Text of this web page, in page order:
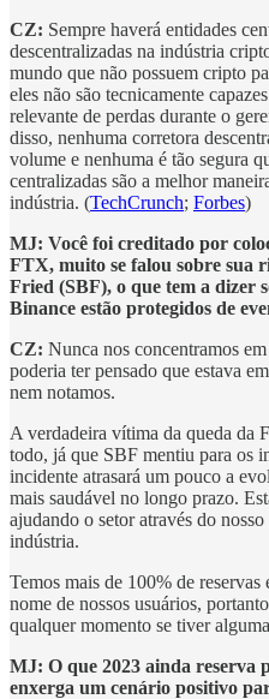
CZ: Sempre haverá entidades
descentralizadas na indústria
mundo que não possuem cripto
eles não são tecnicamente
relevante de perdas durante o
disso, nenhuma corretora
volume e nenhuma é tão segura
centralizadas são a melhor
indústria. (TechCrunch; Forbes)
MJ: Você foi creditado por
FTX, muito se falou sobre sua
Fried (SBF), o que tem a dizer
Binance estão protegidos de
CZ: Nunca nos concentramos
poderia ter pensado que estava
nem notamos.
A verdadeira vítima da queda da
todo, já que SBF mentiu para os
incidente atrasará um pouco a
mais saudável no longo prazo.
ajudando o setor através do
indústria.
Temos mais de 100% de
nome de nossos usuários,
qualquer momento se tiver
MJ: O que 2023 ainda reserva
enxerga um cenário positivo